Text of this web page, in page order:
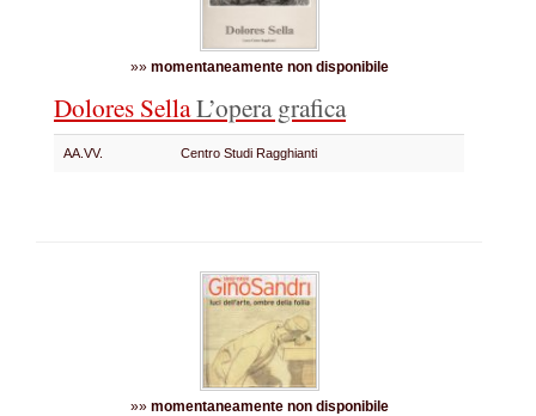
»» momentaneamente non disponibile
Dolores SellaL’opera grafica
AA.VV. Centro Studi Ragghianti
»» momentaneamente non disponibile